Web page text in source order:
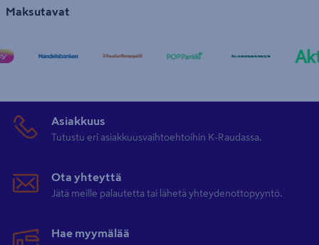
Maksutavat
Asiakkuus
Tutustu eri asiakkuusvaihtoehtoihin K-Raudassa.
Ota yhteyttä
Jätä meille palautetta tai lähetä yhteydenottopyyntö.
Hae myymälää